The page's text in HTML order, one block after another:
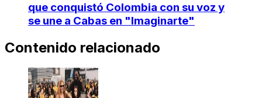
que conquistó Colombia con su voz y
se une a Cabas en "Imaginarte"
Contenido relacionado